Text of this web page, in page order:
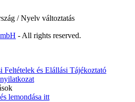
/ Nyelv változtatás
- All rights reserved.
Feltételek és Elállási Tájékoztató
lemondása itt